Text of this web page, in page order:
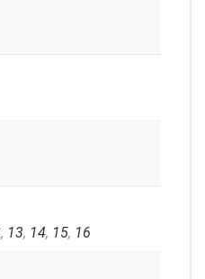
, 13, 14, 15, 16